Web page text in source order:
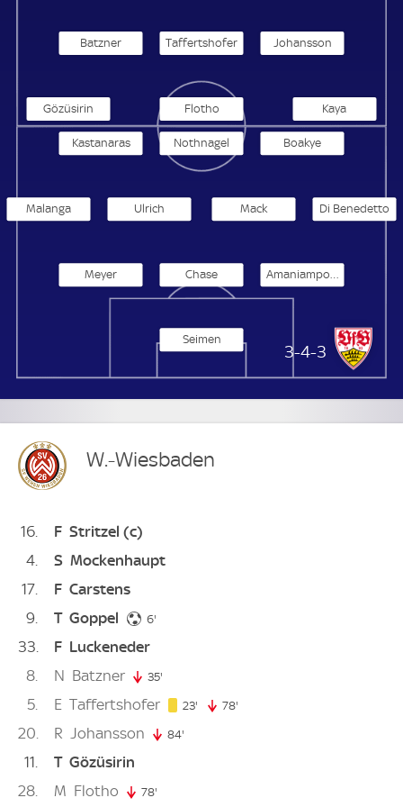
Batzner Taffertshofer Johansson
Gözüsirin Flotho Kaya
VfB Stuttgart II
3-4-3
Seimen
Amaniampong
Chase
Meyer
Di Benedetto
Mack
Ulrich
Malanga
Boakye
Nothnagel
Kastanaras
W.-Wiesbaden
16 F Stritzel (c)
4
S Mockenhaupt
17
F Carstens
9
T Goppel 6'
33 F Luckeneder
8
N Batzner 35'
5 E Taffertshofer 23' 23. minute
78'
20 R Johansson 84'
11 T Gözüsirin
28
M Flotho 78'